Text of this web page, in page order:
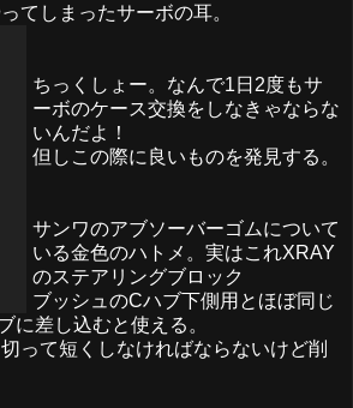
てしまったサーボの耳。
ちっくしょー。なんで1日2度もサ
ーボのケース交換をしなきゃならな
いんだよ！
但しこの際に良いものを発見する。
サンワのアブソーバーゴムについて
いる金色のハトメ。実はこれXRAY
のステアリングブロック
ブッシュのCハブ下側用とほぼ同じ
に差し込むと使える。
って短くしなければならないけど削